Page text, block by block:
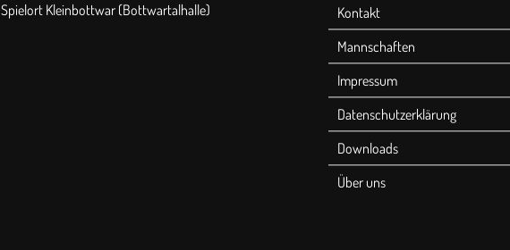
Spielort Kleinbottwar (Bottwartalhalle)
Kontakt
Mannschaften
Impressum
Datenschutzerklärung
Downloads
Über uns